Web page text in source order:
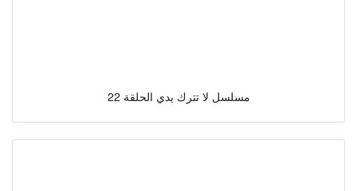
مسلسل لا تترك يدي الحلقة 22